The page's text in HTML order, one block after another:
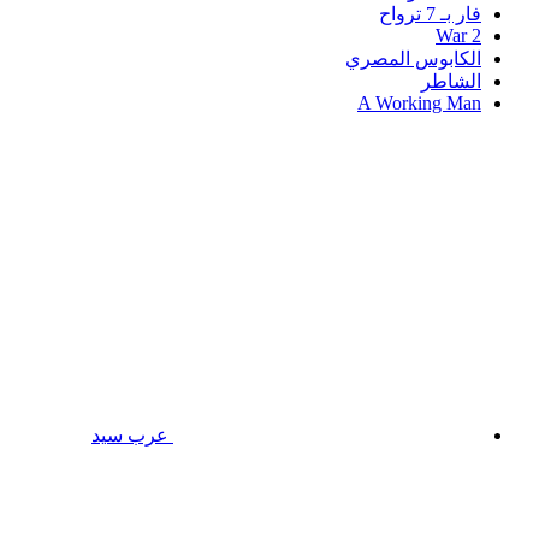
فار بـ 7 ترواح
War 2
الكابوس المصري
الشاطر
A Working Man
عرب سيد